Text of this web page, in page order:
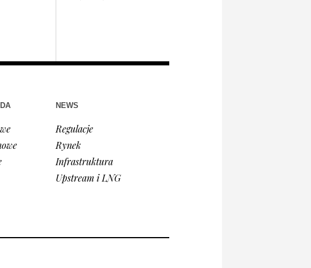
NEWS
Regulacje
Rynek
Infrastruktura
Upstream i LNG